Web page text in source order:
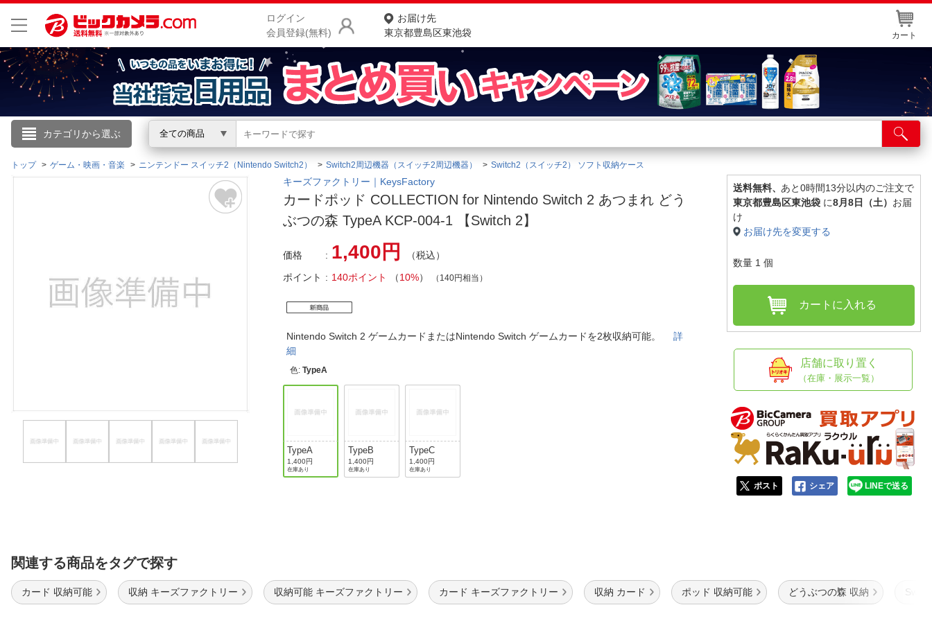
ログイン
会員登録(無料)
お届け先
東京都豊島区東池袋
カート
カテゴリから選ぶ 全ての商品
こんにちは
ログイン
閲覧履歴
商品をさがす
ランキングからさがす
カテゴリ一覧からさがす
お客様サポート
店舗サービス
ネット取り置き
店舗情報・店舗一覧
IR情報
トップ ゲーム・映画・音楽 ニンテンドー スイッチ2（Nintendo Switch2） Switch2周辺機器（スイッチ2周辺機器） Switch2（スイッチ2） ソフト収納ケース
キーズファクトリー｜KeysFactory
カードポッド COLLECTION for Nintendo Switch 2 あつまれ どう
ぶつの森 TypeA KCP-004-1 【Switch 2】
価格 1,400円
（税込）
ポイント
140ポイント （10%） （140円相当）
Nintendo Switch 2 ゲームカードまたはNintendo Switch ゲームカードを2枚収納可能。詳
細
色:TypeA
TypeA
1,400円
在庫あり
TypeB
1,400円
在庫あり
TypeC
1,400円
在庫あり
送料無料、 あと0時間13分以内のご注文で
東京都豊島区東池袋 に8月8日（土） お届
け
お届け先を変更する
数量 1 個
カートに入れる
店舗に取り置く
（在庫・展示一覧）
ポスト シェア LINEで送る
関連する商品をタグで探す
カード 収納可能 収納 キーズファクトリー 収納可能 キーズファクトリー カード キーズファクトリー 収納 カード ポッド 収納可能 どうぶつの森 収納